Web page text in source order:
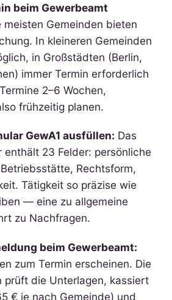
beim Gewerbeamt
meisten Gemeinden bieten
In kleineren Gemeinden
in Großstädten (Berlin,
immer Termin erforderlich
2–6 Wochen,
frühzeitig planen.
GewA1 ausfüllen: Das
enthält 23 Felder: persönliche
Rechtsform,
Tätigkeit so präzise wie
— eine zu allgemeine
zu Nachfragen.
beim Gewerbeamt:
zum Termin erscheinen. Die
prüft die Unterlagen, kassiert
€ je nach Gemeinde) und